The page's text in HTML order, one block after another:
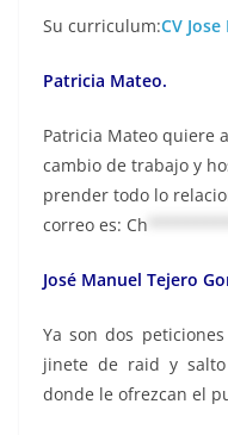
Su curriculum:CV
Patricia Mateo.
Patricia Mateo quiere
cambio de trabajo y
prender todo lo
correo es: Ch
José Manuel Tejero
Ya son dos
jinete de raid y
donde le ofrezcan el